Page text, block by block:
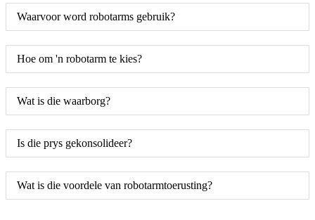
Waarvoor word robotarms gebruik?
Hoe om 'n robotarm te kies?
Wat is die waarborg?
Is die prys gekonsolideer?
Wat is die voordele van robotarmtoerusting?